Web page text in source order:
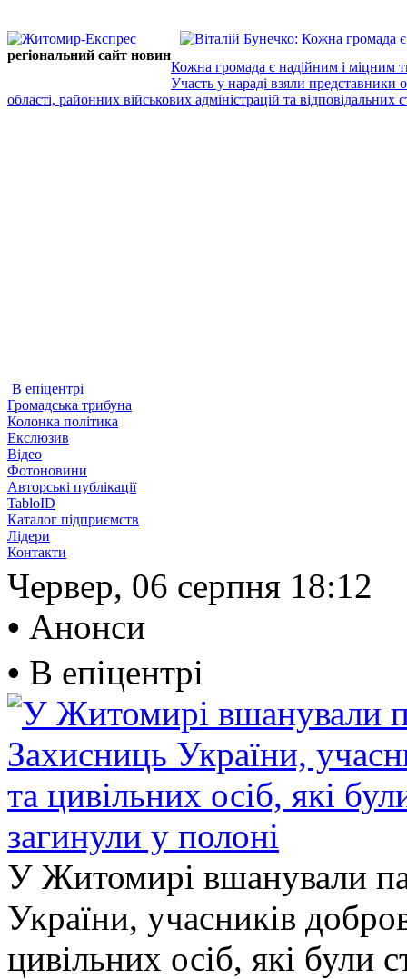
регіональний сайт новин
Кожна громада є надійним і міцним
Участь у нараді взяли представники
області, районних військових адміністрацій та відповідальних
В епіцентрі
Громадська трибуна
Колонка політика
Екслюзив
Відео
Фотоновини
Авторські публікації
TabloID
Каталог підприємств
Лідери
Контакти
Червер, 06 серпня 18:12
• Анонси
• В епіцентрі
У Житомирі вшанували
України, учасників
цивільних осіб, які були